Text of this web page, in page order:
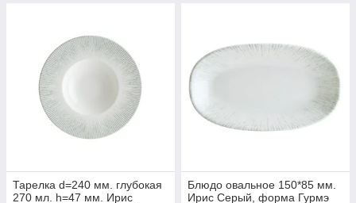
Тарелка d=240 мм. глубокая
270 мл. h=47 мм. Ирис
Блюдо овальное 150*85 мм.
Ирис Серый, форма Гурмэ